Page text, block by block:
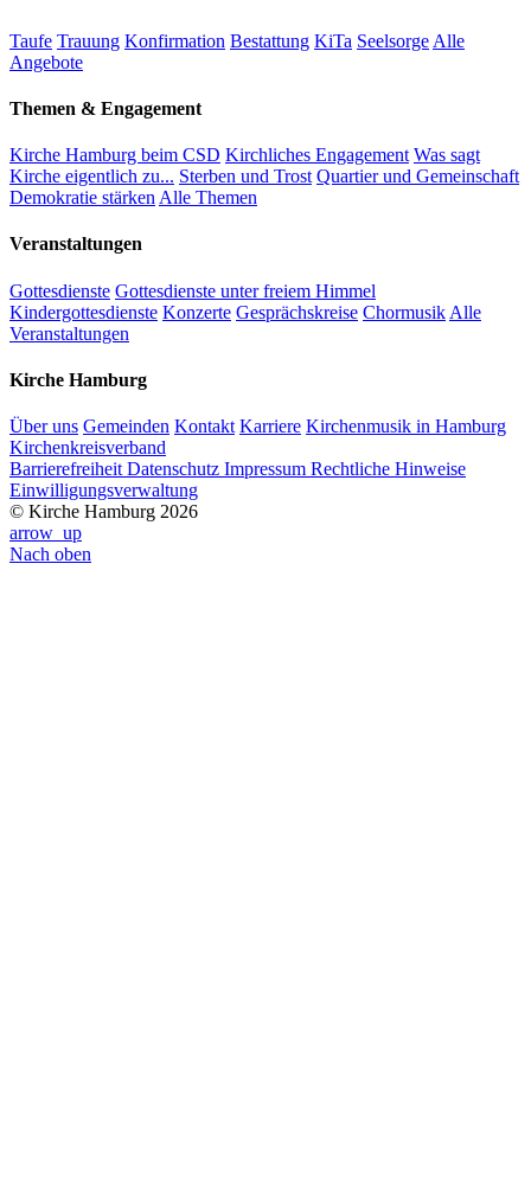
Taufe Trauung Konfirmation Bestattung KiTa Seelsorge Alle
Angebote
Themen & Engagement
Kirche Hamburg beim CSD Kirchliches Engagement Was sagt
Kirche eigentlich zu... Sterben und Trost Quartier und Gemeinschaft
Demokratie stärken Alle Themen
Veranstaltungen
Gottesdienste Gottesdienste unter freiem Himmel
Kindergottesdienste Konzerte Gesprächskreise Chormusik Alle
Veranstaltungen
Kirche Hamburg
Über uns Gemeinden Kontakt Karriere Kirchenmusik in Hamburg
Kirchenkreisverband
Barrierefreiheit Datenschutz Impressum Rechtliche Hinweise
Einwilligungsverwaltung
© Kirche Hamburg 2026
arrow_up
Nach oben